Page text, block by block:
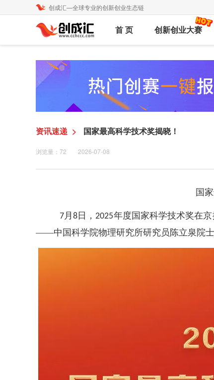
创成汇—全球专业的创新创业生态链
首 页 创新创业大赛
资讯速递 > 国家最高科学技术奖揭晓！
浏览量：72 2026-07-08
国
7月8 日，2025年度国家科学技术奖在
——中国科学院物理研究所研究员陈立泉院士